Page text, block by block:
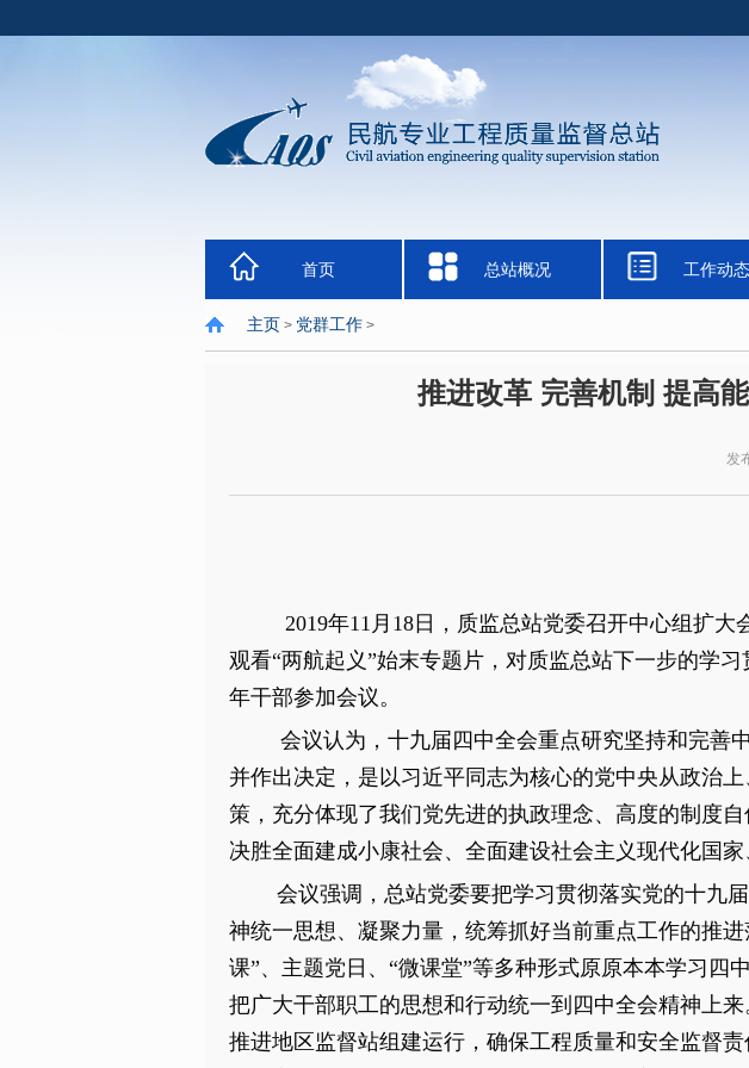
首页 总站概况 工作动态
主页 > 党群工作 >
推进改革 完善机制 提高
发
2019年11月18日，质监总站党委召开中心组扩
观看“两航起义”始末专题片，对质监总站下一步的学
年干部参加会议。
会议认为，十九届四中全会重点研究坚持和完善
并作出决定，是以习近平同志为核心的党中央从政治
策，充分体现了我们党先进的执政理念、高度的制度
决胜全面建成小康社会、全面建设社会主义现代化国
会议强调，总站党委要把学习贯彻落实党的十九届
神统一思想、凝聚力量，统筹抓好当前重点工作的推
课”、主题党日、“微课堂”等多种形式原原本本学习
把广大干部职工的思想和行动统一到四中全会精神上
推进地区监督站组建运行，确保工程质量和安全监督